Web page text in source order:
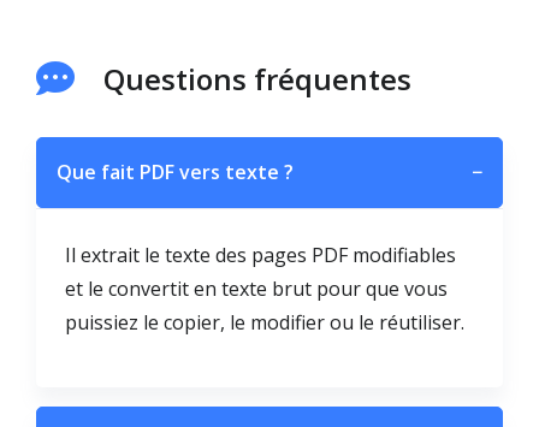
Questions fréquentes
Que fait PDF vers texte ? −
Il extrait le texte des pages PDF modifiables
et le convertit en texte brut pour que vous
puissiez le copier, le modifier ou le réutiliser.